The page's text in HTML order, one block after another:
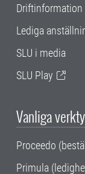
Driftinformation
Lediga
SLU i media
SLU Play
Vanliga
Proceedo
Primula